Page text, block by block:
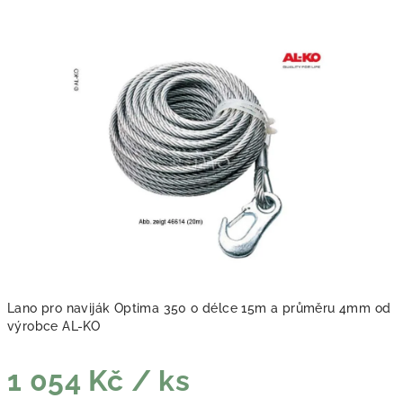
Lano pro naviják Optima 350 o délce 15m a průměru 4mm od
výrobce AL-KO
1 054 Kč / ks